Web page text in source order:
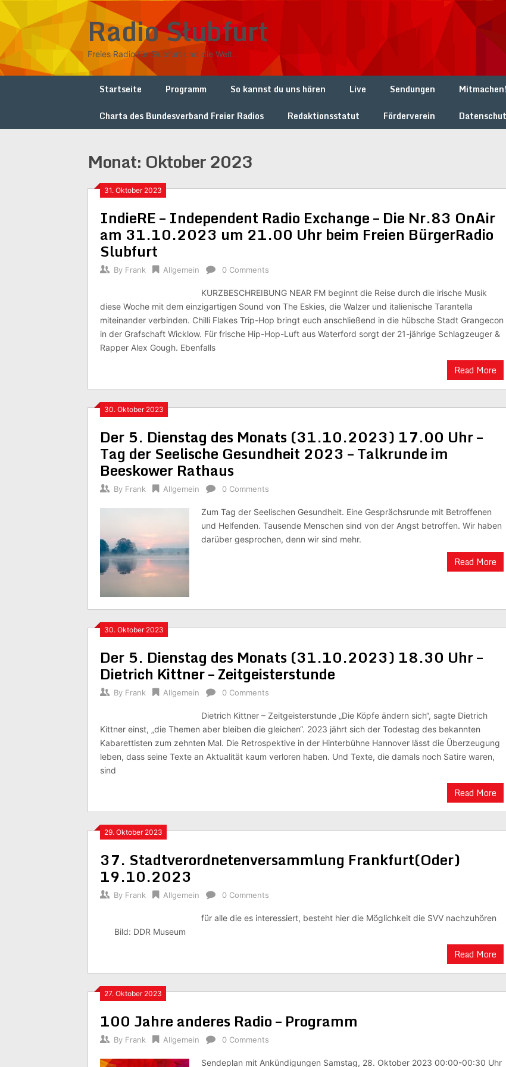
Skip
to
content
Radio Słubfurt
Freies Radio für Słubfurt und die Welt.
Startseite Programm So kannst du uns hören Live Sendungen Mitmachen!
Charta des Bundesverband Freier Radios
Redaktionsstatut Förderverein
Monat: Oktober 2023
31. Oktober 2023
IndieRE – Independent Radio Exchange – Die Nr.83 OnAir
am 31.10.2023 um 21.00 Uhr beim Freien BürgerRadio
Slubfurt
By Frank Allgemein 0 Comments
KURZBESCHREIBUNG NEAR FM beginnt die Reise durch die irische Musik
diese Woche mit dem einzigartigen Sound von The Eskies, die Walzer und italienische Tarantella
miteinander verbinden. Chilli Flakes Trip-Hop bringt euch anschließend in die hübsche Stadt Grangecon
in der Grafschaft Wicklow. Für frische Hip-Hop-Luft aus Waterford sorgt der 21-jährige Schlagzeuger &
Rapper Alex Gough. Ebenfalls
Read More
30. Oktober 2023
Der 5. Dienstag des Monats (31.10.2023) 17.00 Uhr –
Tag der Seelische Gesundheit 2023 – Talkrunde im
Beeskower Rathaus
By Frank Allgemein 0 Comments
Zum Tag der Seelischen Gesundheit. Eine Gesprächsrunde mit Betroffenen
und Helfenden. Tausende Menschen sind von der Angst betroffen. Wir haben
darüber gesprochen, denn wir sind mehr.
Read More
30. Oktober 2023
Der 5. Dienstag des Monats (31.10.2023) 18.30 Uhr –
Dietrich Kittner – Zeitgeisterstunde
By Frank Allgemein 0 Comments
Dietrich Kittner – Zeitgeisterstunde „Die Köpfe ändern sich“, sagte Dietrich
Kittner einst, „die Themen aber bleiben die gleichen“. 2023 jährt sich der Todestag des bekannten
Kabarettisten zum zehnten Mal. Die Retrospektive in der Hinterbühne Hannover lässt die Überzeugung
leben, dass seine Texte an Aktualität kaum verloren haben. Und Texte, die damals noch Satire waren,
sind
Read More
29. Oktober 2023
37. Stadtverordnetenversammlung Frankfurt(Oder)
19.10.2023
By Frank Allgemein 0 Comments
für alle die es interessiert, besteht hier die Möglichkeit die SVV nachzuhören
Bild: DDR Museum
Read More
27. Oktober 2023
100 Jahre anderes Radio – Programm
By Frank Allgemein 0 Comments
Sendeplan mit Ankündigungen Samstag, 28. Oktober 2023 00:00-00:30 Uhr